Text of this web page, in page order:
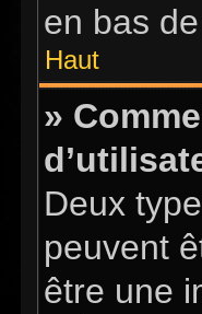
en bas
Haut
»
Deux
peuvent
être une